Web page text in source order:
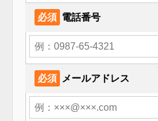
必須 電話番号
必須 メールアドレス